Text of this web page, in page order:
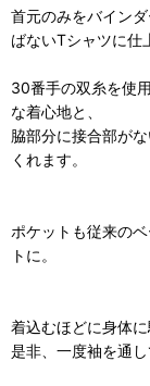
首元のみをバイン
ばないTシャツに仕
30番手の双糸を使
な着心地と、
脇部分に接合部が
くれます。
ポケットも従来の
トに。
着込むほどに身体に
是非、一度袖を通